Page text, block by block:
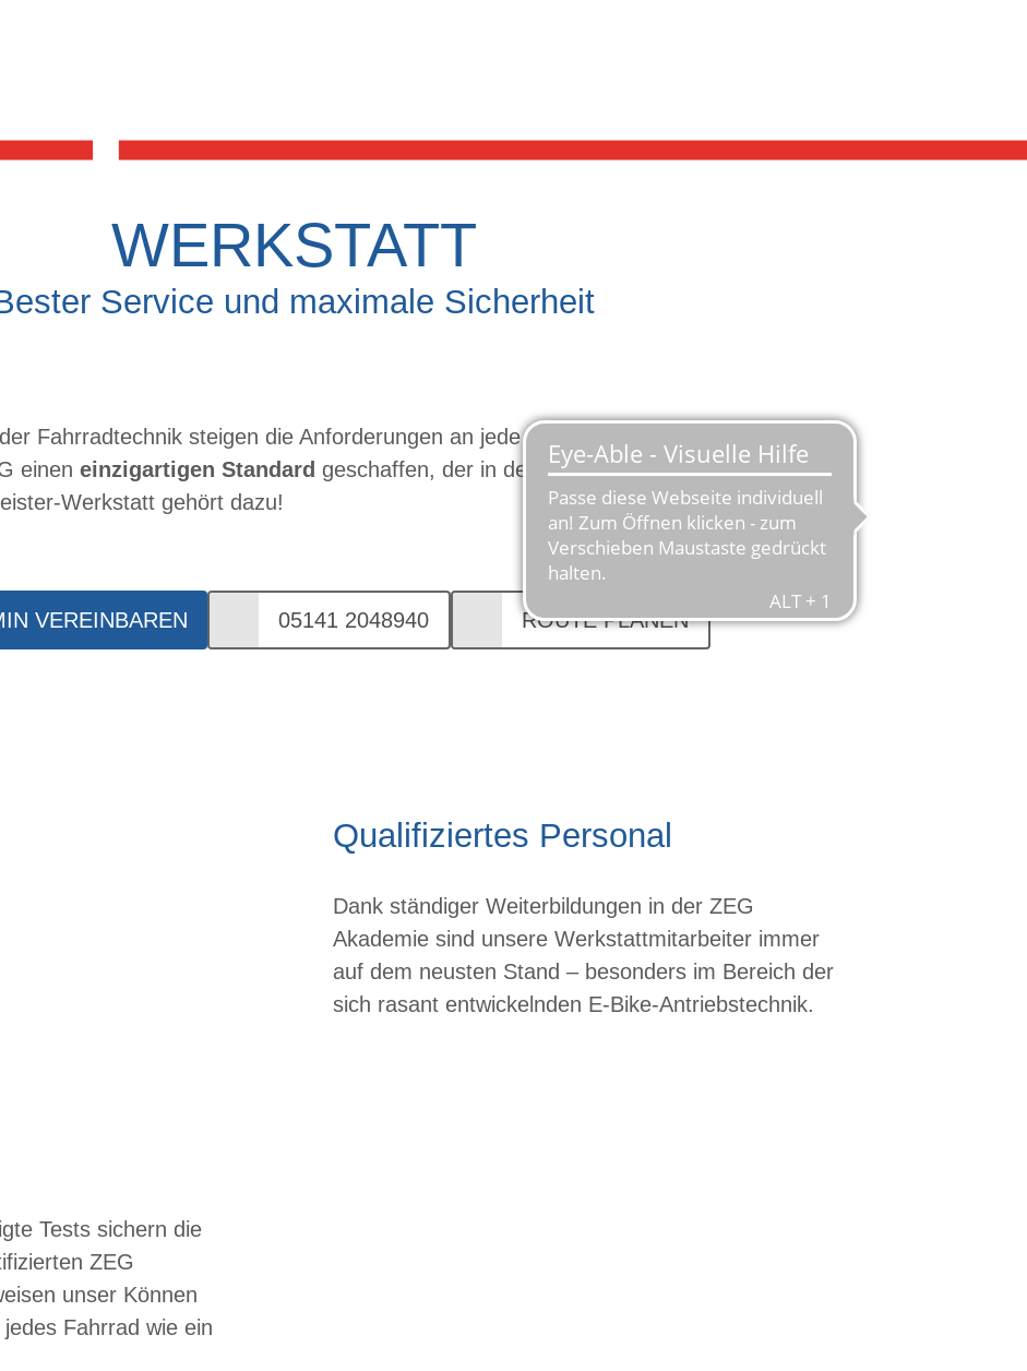
WERKSTATT
Service und maximale Sicherheit
Fahrradtechnik steigen die Anforderungen an jede Werkstatt. Mit der
einen einzigartigen Standard geschaffen, der in der gesamten Fahrradbranche neue
Werkstatt gehört dazu!
VEREINBAREN 05141 2048940 ROUTE PLANEN
Qualifiziertes Personal
Dank ständiger Weiterbildungen in der ZEG
Akademie sind unsere Werkstattmitarbeiter immer
auf dem neusten Stand – besonders im Bereich der
sich rasant entwickelnden E-Bike-Antriebstechnik.
Tests sichern die
ZEG
unser Können
Fahrrad wie ein